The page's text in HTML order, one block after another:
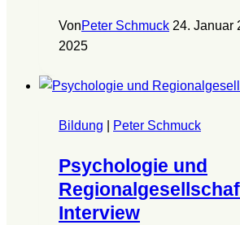
VonPeter Schmuck 24. Januar
2025
Bildung Peter Schmuck
Psychologie und
Interview